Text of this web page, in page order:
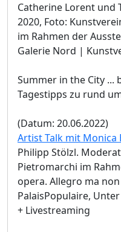
Catherine Lorent und
2020, Foto:
im Rahmen der
Galerie Nord |
Summer in the City ...
Tagestipps zu rund
(Datum: 20.06.2022)
Artist Talk mit Monica
Philipp Stölzl.
Pietromarchi im
opera. Allegro ma
PalaisPopulaire,
+ Livestreaming